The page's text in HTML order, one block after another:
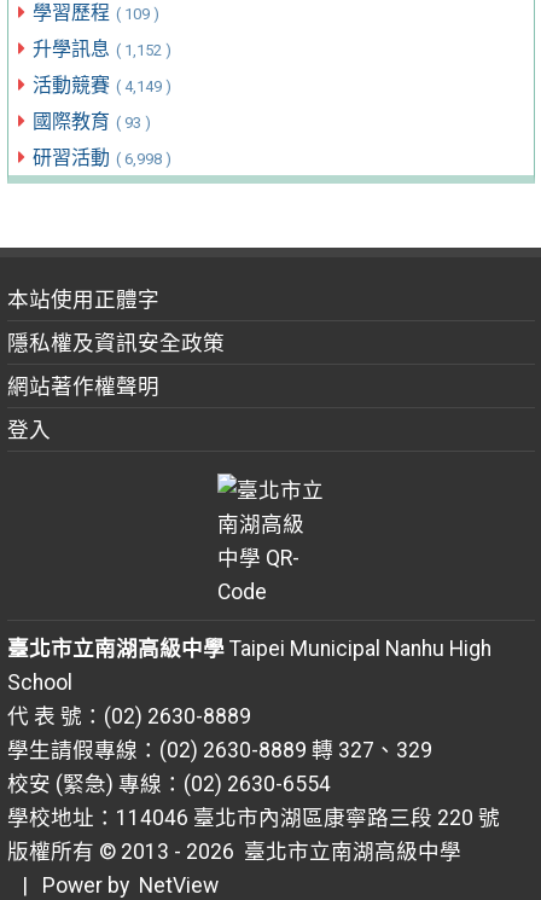
學習歷程 ( 109 )
升學訊息 ( 1,152 )
活動競賽 ( 4,149 )
國際教育 ( 93 )
研習活動 ( 6,998 )
本站使用正體字
隱私權及資訊安全政策
網站著作權聲明
登入
臺北市立南湖高級中學Taipei Municipal Nanhu High
School
代 表 號：(02) 2630-8889
學生請假專線：(02) 2630-8889 轉 327、329
校安 (緊急) 專線：(02) 2630-6554
學校地址：114046 臺北市內湖區康寧路三段 220 號
版權所有 © 2013 - 2026 臺北市立南湖高級中學
| Power by NetView